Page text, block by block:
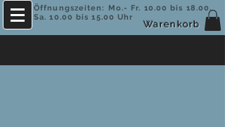
Warenkorb
Öffnungszeiten: Mo.- Fr. 10.00 bis 18.00,
Sa. 10.00 bis 15.00 Uhr